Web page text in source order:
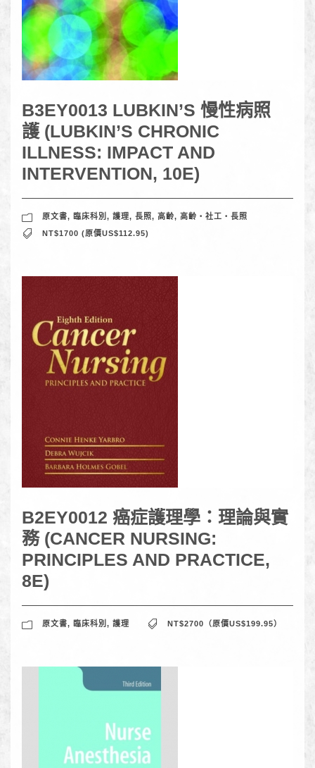
B3EY0013 LUBKIN’S 慢性病照
護 (LUBKIN’S CHRONIC
ILLNESS: IMPACT AND
INTERVENTION, 10E)
原文書, 臨床科別 , 護理, 長照, 高齡, 高齡‧社工‧長照
NT$1700 (原價US$112.95)
B2EY0012 癌症護理學：理論與實
務 (CANCER NURSING:
PRINCIPLES AND PRACTICE,
8E)
原文書, 臨床科別 , 護理 NT$2700（原價US$199.95）